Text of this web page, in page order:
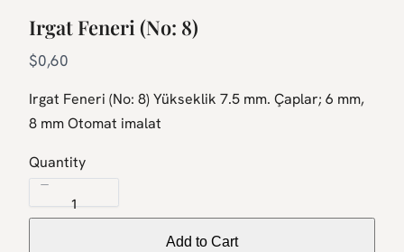
Irgat Feneri (No: 8)
N
w
$0,60
Irgat Feneri (No: 8) Yükseklik 7.5 mm. Çaplar; 6 mm,
8 mm Otomat imalat
Quantity
Add to Cart